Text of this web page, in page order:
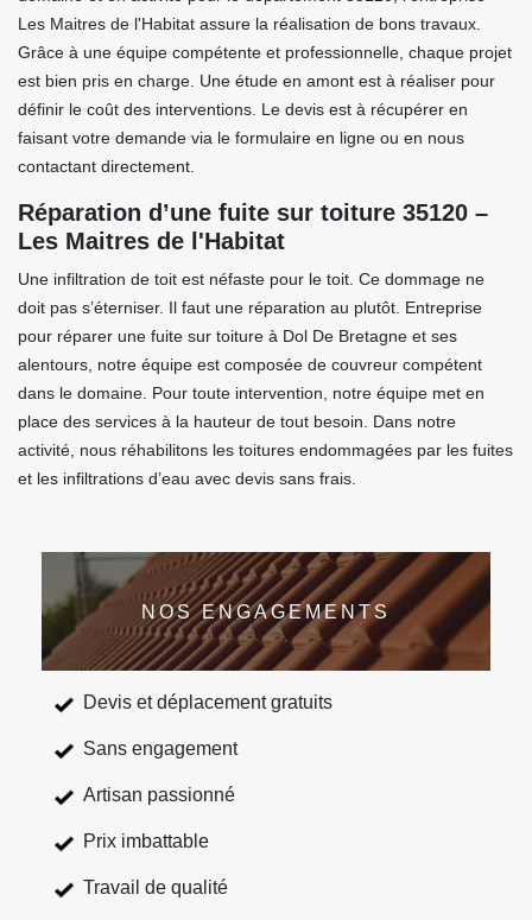
Les Maitres de l'Habitat assure la réalisation de bons travaux.
Grâce à une équipe compétente et professionnelle, chaque projet
est bien pris en charge. Une étude en amont est à réaliser pour
définir le coût des interventions. Le devis est à récupérer en
faisant votre demande via le formulaire en ligne ou en nous
contactant directement.
Réparation d’une fuite sur toiture 35120 –
Les Maitres de l'Habitat
Une infiltration de toit est néfaste pour le toit. Ce dommage ne
doit pas s’éterniser. Il faut une réparation au plutôt. Entreprise
pour réparer une fuite sur toiture à Dol De Bretagne et ses
alentours, notre équipe est composée de couvreur compétent
dans le domaine. Pour toute intervention, notre équipe met en
place des services à la hauteur de tout besoin. Dans notre
activité, nous réhabilitons les toitures endommagées par les fuites
et les infiltrations d’eau avec devis sans frais.
NOS ENGAGEMENTS
Devis et déplacement gratuits
Sans engagement
Artisan passionné
Prix imbattable
Travail de qualité